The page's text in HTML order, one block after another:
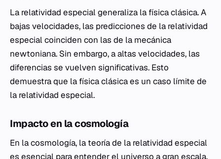
La relatividad especial generaliza la física clásica. A
bajas velocidades, las predicciones de la relatividad
especial coinciden con las de la mecánica
newtoniana. Sin embargo, a altas velocidades, las
diferencias se vuelven significativas. Esto
demuestra que la física clásica es un caso límite de
la relatividad especial.
Impacto en la cosmología
En la cosmología, la teoría de la relatividad especial
es esencial para entender el universo a gran escala.